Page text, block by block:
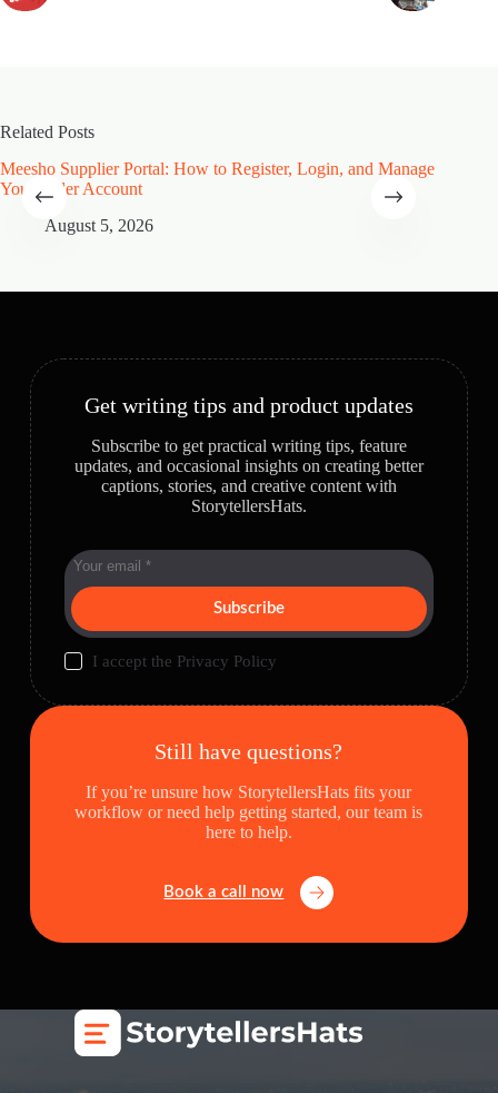
Related Posts
Meesho Supplier Portal: How to Register, Login, and Manage
Your Seller Account
August 5, 2026
Get writing tips and product updates
Subscribe to get practical writing tips, feature
updates, and occasional insights on creating better
captions, stories, and creative content with
StorytellersHats.
Subscribe
I accept the Privacy Policy
Still have questions?
If you’re unsure how StorytellersHats fits your
workflow or need help getting started, our team is
here to help.
Book a call now